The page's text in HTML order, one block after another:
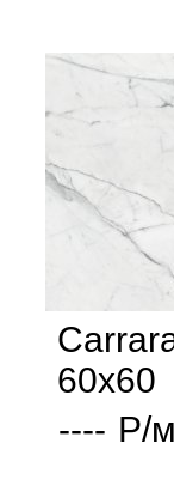
60x60
---- Р/